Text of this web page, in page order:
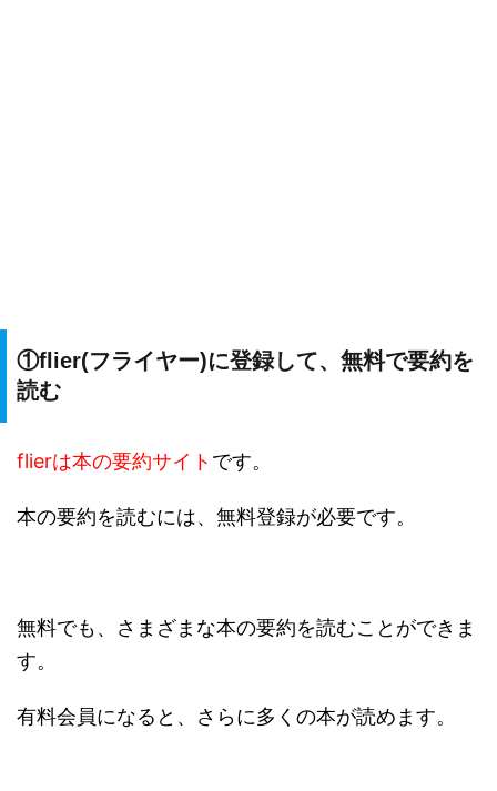
①flier(フライヤー)に登録して、無料で要約を
読む
flierは本の要約サイト です。
本の要約を読むには、無料登録が必要です。
無料でも、さまざまな本の要約を読むことができま
す。
有料会員になると、さらに多くの本が読めます。